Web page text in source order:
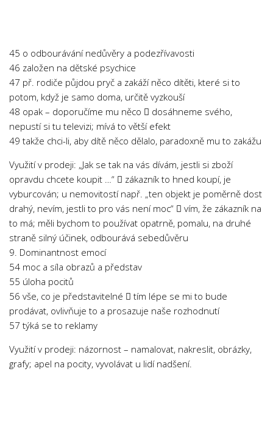
Ekologie
Ekonomie
Fyzika
Informatika
Jazyky
Management
Marketing
Němčina
Občanská nauka
Pedagogika
Psychologie a Sociologie
Společenské vědy
Technika
Zdravotnictví
45 o odbourávání nedůvěry a podezřívavosti
46 založen na dětské psychice
47 př. rodiče půjdou pryč a zakáží něco dítěti, které si to
potom, když je samo doma, určitě vyzkouší
48 opak – doporučíme mu něco  dosáhneme svého,
nepustí si tu televizi; mívá to větší efekt
49 takže chci-li, aby dítě něco dělalo, paradoxně mu to zakážu
Využití v prodeji: „Jak se tak na vás dívám, jestli si zboží
opravdu chcete koupit …“  zákazník to hned koupí, je
vyburcován; u nemovitostí např. „ten objekt je poměrně dost
drahý, nevím, jestli to pro vás není moc“  vím, že zákazník na
to má; měli bychom to používat opatrně, pomalu, na druhé
straně silný účinek, odbourává sebedůvěru
9. Dominantnost emocí
54 moc a síla obrazů a představ
55 úloha pocitů
56 vše, co je představitelné  tím lépe se mi to bude
prodávat, ovlivňuje to a prosazuje naše rozhodnutí
57 týká se to reklamy
Využití v prodeji: názornost – namalovat, nakreslit, obrázky,
grafy; apel na pocity, vyvolávat u lidí nadšení.